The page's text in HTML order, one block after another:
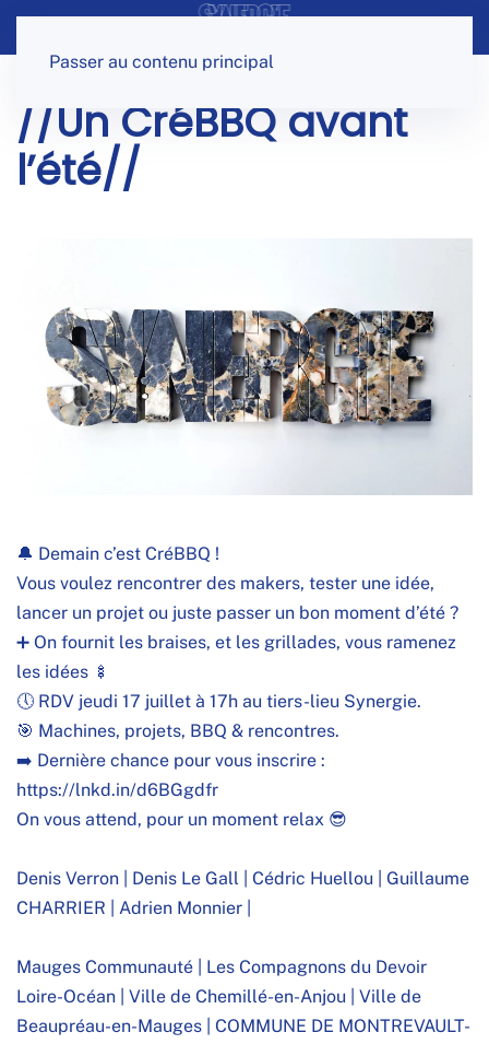
Passer au contenu principal
//Un CréBBQ avant
l’été//
🔔 Demain c’est CréBBQ !
Vous voulez rencontrer des makers, tester une idée,
lancer un projet ou juste passer un bon moment d’été ?
➕ On fournit les braises, et les grillades, vous ramenez
les idées 🍢
🕔 RDV jeudi 17 juillet à 17h au tiers-lieu Synergie.
🎯 Machines, projets, BBQ & rencontres.
➡️ Dernière chance pour vous inscrire :
https://lnkd.in/d6BGgdfr
On vous attend, pour un moment relax 😎
Denis Verron Denis Le Gall Cédric Huellou
Guillaume
CHARRIER
Adrien Monnier
Mauges Communauté
Les Compagnons du Devoir
Loire-Océan
Ville de Chemillé-en-Anjou
Ville de
Beaupréau-en-Mauges
COMMUNE DE MONTREVAULT-
Panneau de gestion des cookies